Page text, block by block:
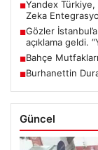
■Yandex Türkiye,
Zeka
■Gözler
açıklama geldi.
■Bahçe
■Burhanettin
Güncel